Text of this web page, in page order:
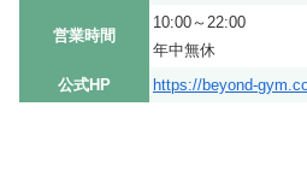
営業時間
10:00～22:00
年中無休
公式HP
https://beyond-